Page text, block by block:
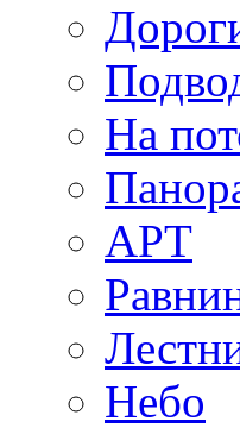
На
АРТ
Небо